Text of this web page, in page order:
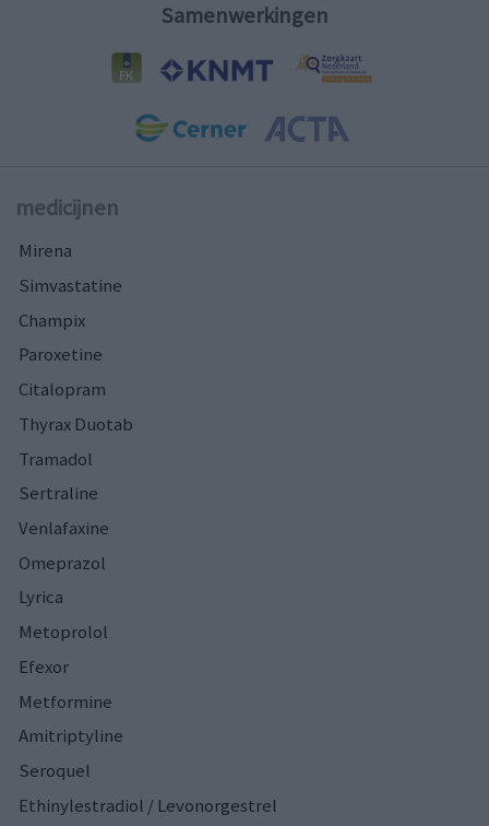
Samenwerkingen
medicijnen
Mirena
Simvastatine
Champix
Paroxetine
Citalopram
Thyrax Duotab
Tramadol
Sertraline
Venlafaxine
Omeprazol
Lyrica
Metoprolol
Efexor
Metformine
Amitriptyline
Seroquel
Ethinylestradiol / Levonorgestrel